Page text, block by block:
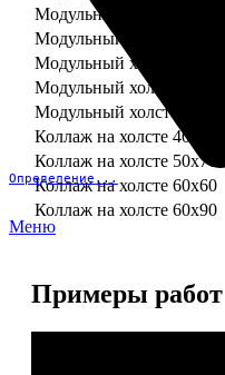
Определение...
Меню
Модульный холст из
Модульный холст из
Модульный холст из
Модульный холст из
Модульный холст из
Коллаж на холсте 40х40
Коллаж на холсте 50х70
Коллаж на холсте 60х60
Коллаж на холсте 60х90
Примеры работ